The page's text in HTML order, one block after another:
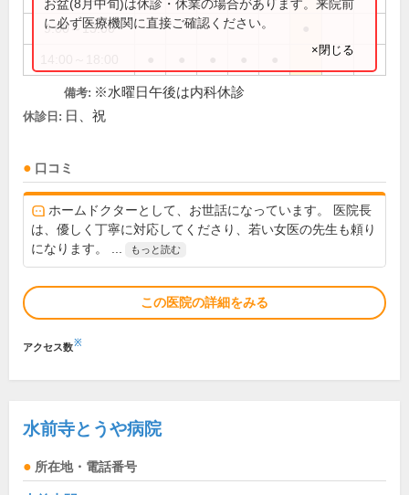
9:00～13:00
お盆(8月中旬)は休診・休業の場合があります。来院前
に必ず医療機関に直接ご確認ください。
×閉じる
備考: ※水曜日午後は内科休診
休診日: 日、祝
口コミ
ホームドクターとして、お世話になっています。 医院長
は、優しく丁寧に対応してくださり、若い女医の先生も頼り
になります。 ...
もっと読む
この医院の詳細をみる
アクセス数※
水前寺とうや病院
所在地・電話番号